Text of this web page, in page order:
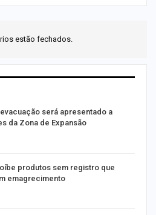
estão fechados.
será apresentado a
da Zona de Expansão
produtos sem registro que
emagrecimento